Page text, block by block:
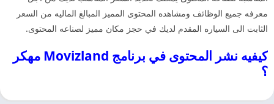
معرفه جميع الوظائف ومشاهده المحتوى المميز المبالغ الماليه من السعر
الثابت الى السياره المقدم لديك في حجز مكان مميز لصناعه المحتوى.
كيفيه نشر المحتوى في برنامج Movizland مهكر
؟